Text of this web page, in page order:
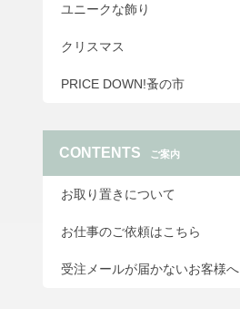
ユニークな飾り
クリスマス
PRICE DOWN!蚤の市
CONTENTS ご案内
お取り置きについて
お仕事のご依頼はこちら
受注メールが届かないお客様へ